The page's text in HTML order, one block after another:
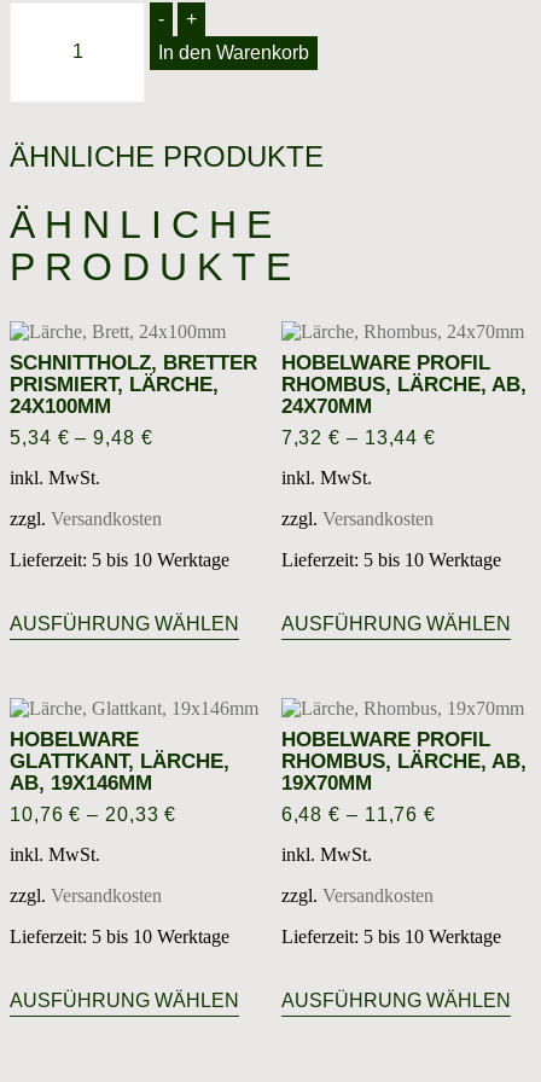
Hobelware
Glattkant,
Lärche,
AB,
-
+
In den Warenkorb
ÄHNLICHE PRODUKTE
ÄHNLICHE
PRODUKTE
SCHNITTHOLZ, BRETTER
PRISMIERT, LÄRCHE,
24X100MM
5,34 € –9,48 €
inkl. MwSt.
zzgl. Versandkosten
Lieferzeit: 5 bis 10 Werktage
AUSFÜHRUNG WÄHLEN
Produkt
weist
auf.
Optionen
können
gewählt
HOBELWARE PROFIL
RHOMBUS, LÄRCHE, AB,
24X70MM
7,32€ – 13,44€
inkl. MwSt.
zzgl. Versandkosten
Lieferzeit: 5 bis 10 Werktage
AUSFÜHRUNG WÄHLEN
auf.
HOBELWARE
GLATTKANT, LÄRCHE,
AB, 19X146MM
10,76€ – 20,33€
inkl. MwSt.
zzgl. Versandkosten
Lieferzeit: 5 bis 10 Werktage
AUSFÜHRUNG WÄHLEN
Produkt
weist
HOBELWARE PROFIL
RHOMBUS, LÄRCHE, AB,
19X70MM
6,48€ – 11,76€
inkl. MwSt.
zzgl. Versandkosten
Lieferzeit: 5 bis 10 Werktage
AUSFÜHRUNG WÄHLEN